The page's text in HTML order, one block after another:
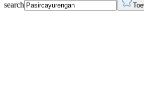
search